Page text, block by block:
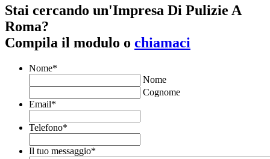
Stai cercando un'Impresa Di Pulizie A
Roma?
Compila il modulo o chiamaci
Nome*
Nome
Cognome
Email*
Telefono*
Il tuo messaggio*